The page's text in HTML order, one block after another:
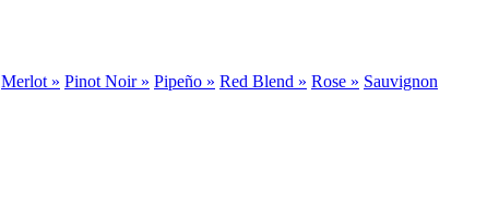
Merlot » Pinot Noir » Pipeño » Red Blend » Rose » Sauvignon